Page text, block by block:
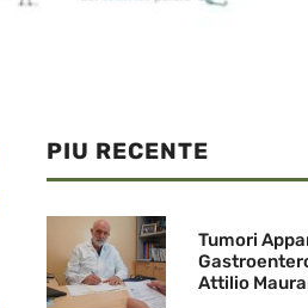
PIU RECENTE
Tumori
Attilio